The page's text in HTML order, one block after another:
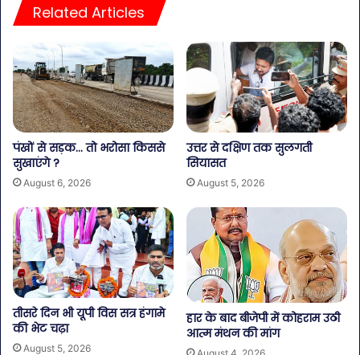
Related Articles
पंखों से सड़क… तो भरोसा किससे
सुखाएंगे ?
August 6, 2026
उत्तर से दक्षिण तक सुलगती
सियासत
August 5, 2026
तीसरे दिन भी यूपी विस सत्र हंगामे
की भेट चढ़ा
August 5, 2026
हार के बाद बीजेपी में कोहराम उठी
आत्म मंथन की मांग